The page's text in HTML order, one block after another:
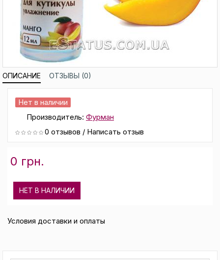
ОПИСАНИЕ ОТЗЫВЫ (0)
Нет в наличии
Производитель: Фурман
0 отзывов / Написать отзыв
0 грн.
НЕТ В НАЛИЧИИ
Условия доставки и оплаты